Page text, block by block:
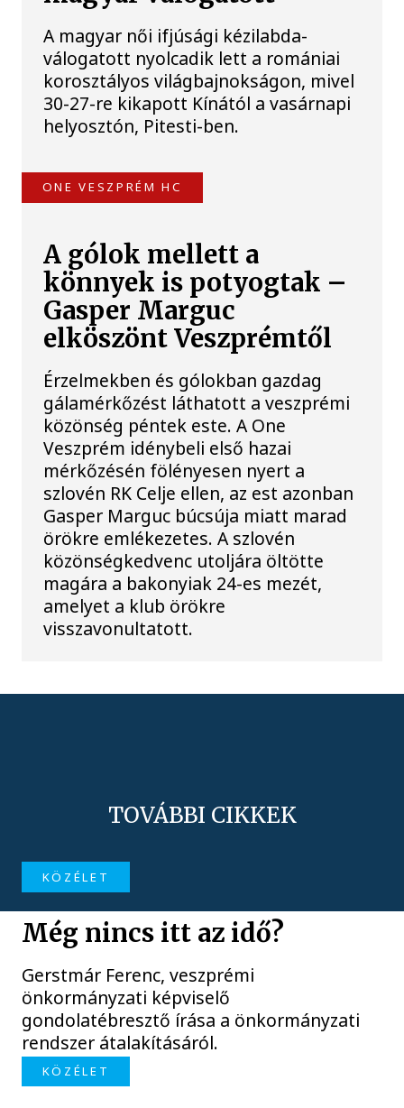
A magyar női ifjúsági kézilabda-
válogatott nyolcadik lett a romániai
korosztályos világbajnokságon, mivel
30-27-re kikapott Kínától a vasárnapi
helyosztón, Pitesti-ben.
ONE VESZPRÉM HC
A gólok mellett a
könnyek is potyogtak –
Gasper Marguc
elköszönt Veszprémtől
Érzelmekben és gólokban gazdag
gálamérkőzést láthatott a veszprémi
közönség péntek este. A One
Veszprém idénybeli első hazai
mérkőzésén fölényesen nyert a
szlovén RK Celje ellen, az est azonban
Gasper Marguc búcsúja miatt marad
örökre emlékezetes. A szlovén
közönségkedvenc utoljára öltötte
magára a bakonyiak 24-es mezét,
amelyet a klub örökre
visszavonultatott.
TOVÁBBI CIKKEK
KÖZÉLET
Még nincs itt az idő?
Gerstmár Ferenc, veszprémi
önkormányzati képviselő
gondolatébresztő írása a önkormányzati
rendszer átalakításáról.
KÖZÉLET